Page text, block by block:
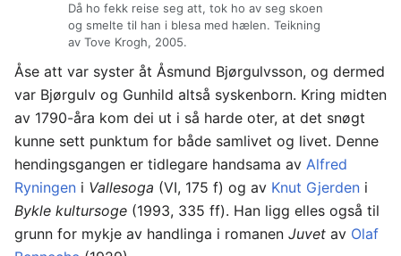
Då ho fekk reise seg att, tok ho av seg skoen
og smelte til han i blesa med hælen. Teikning
av Tove Krogh, 2005.
Åse att var syster åt Åsmund Bjørgulvsson, og dermed
var Bjørgulv og Gunhild altså syskenborn. Kring midten
av 1790-åra kom dei ut i så harde oter, at det snøgt
kunne sett punktum for både samlivet og livet. Denne
hendingsgangen er tidlegare handsama av Alfred
Ryningen i Vallesoga (VI, 175 f) og av Knut Gjerden i
Bykle kultursoge (1993, 335 ff). Han ligg elles også til
grunn for mykje av handlinga i romanen Juvet av Olaf